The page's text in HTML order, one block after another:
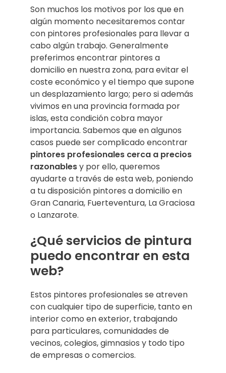
Son muchos los motivos por los que en
algún momento necesitaremos contar
con pintores profesionales para llevar a
cabo algún trabajo. Generalmente
preferimos encontrar pintores a
domicilio en nuestra zona, para evitar el
coste económico y el tiempo que supone
un desplazamiento largo; pero si además
vivimos en una provincia formada por
islas, esta condición cobra mayor
importancia. Sabemos que en algunos
casos puede ser complicado encontrar
pintores profesionales cerca a precios
razonablesy por ello, queremos
ayudarte a través de esta web, poniendo
a tu disposición pintores a domicilio en
Gran Canaria, Fuerteventura, La Graciosa
o Lanzarote.
¿Qué servicios de pintura
puedo encontrar en esta
web?
Estos pintores profesionales se atreven
con cualquier tipo de superficie, tanto en
interior como en exterior, trabajando
para particulares, comunidades de
vecinos, colegios, gimnasios y todo tipo
de empresas o comercios.